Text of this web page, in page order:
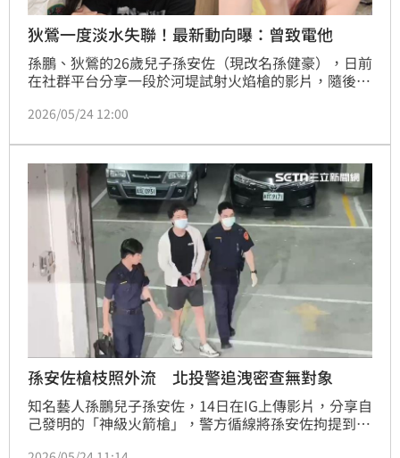
狄鶯一度淡水失聯！最新動向曝：曾致電他
孫鵬、狄鶯的26歲兒子孫安佐（現改名孫健豪），日前
在社群平台分享一段於河堤試射火焰槍的影片，隨後因
院裁定羈押禁見，重讀天月因而結束與孫安佐合作，狄
2026/05/24 12:00
孫安佐槍枝照外流 北投警追洩密查無對象
知名藝人孫鵬兒子孫安佐，14日在IG上傳影片，分享自
己發明的「神級火箭槍」，警方循線將孫安佐拘提到